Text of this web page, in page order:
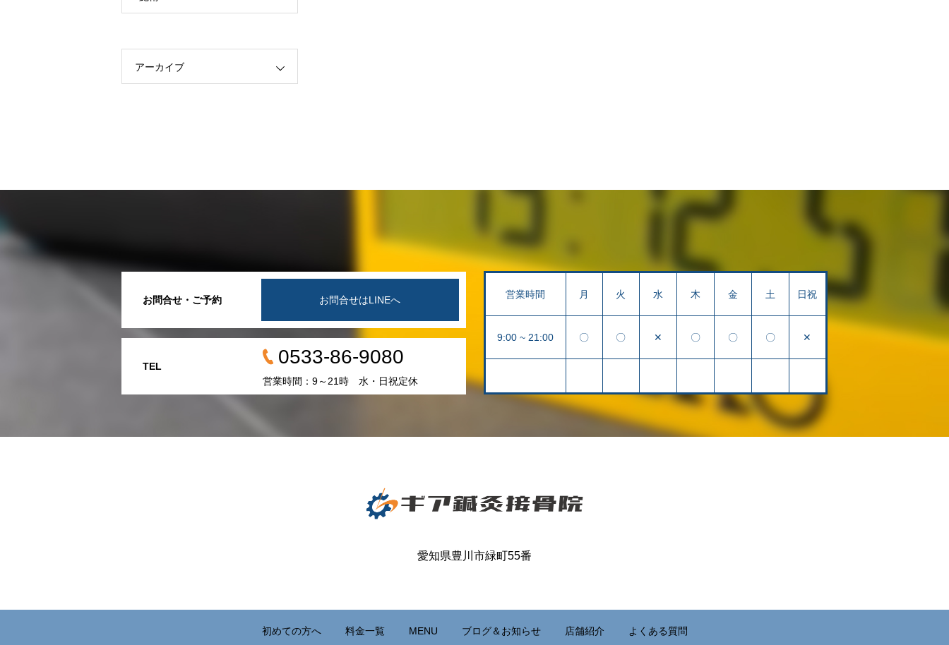
アーカイブ
お問合せ・ご予約 お問合せはLINEへ
TEL 0533-86-9080
営業時間：9～21時 水・日祝定休
営業時間 月 火 水 木 金 土 日祝
9:00 ~ 21:00 〇 〇 ✕ 〇 〇 〇 ✕
愛知県豊川市緑町55番
初めての方へ 料金一覧 MENU ブログ＆お知らせ 店舗紹介 よくある質問